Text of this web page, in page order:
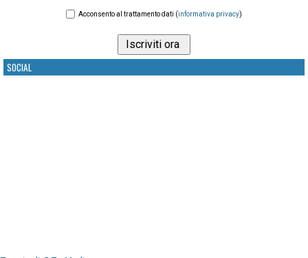
Acconsento al trattamento dati (informativa privacy)
SOCIAL